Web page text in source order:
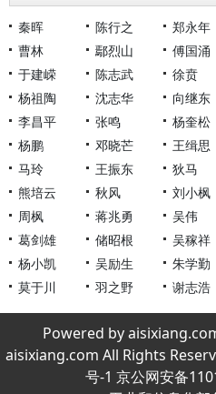
秦晖 陈行之 郑永年
曹林
鄢烈山 傅国涌
于建嵘
陈志武 徐贲
杨祖陶
沈志华 向继东
李昌平
张鸣 杨奎松
杨鹏
邓晓芒 王缉思
马玲
王振东 狄马
熊培云
秋风 刘小枫
周枫
蒋兆勇 吴伟
葛剑雄
储昭根 吴稼祥
杨小凯
吴励生 朱学勤
莫于川
羽之野 谢志浩
Powered by
aisixiang.com All Rights
号-1 京公网安备